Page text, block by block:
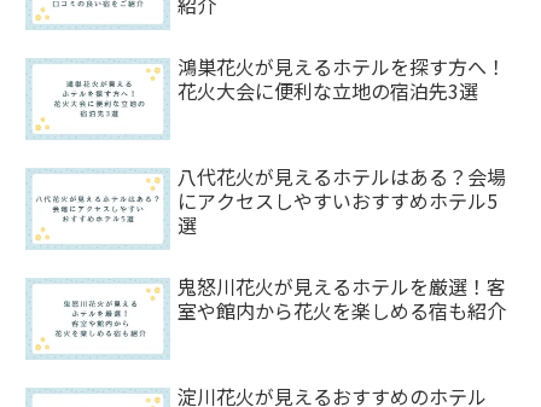
鴻巣花火が見えるホテルを探す方へ！
花火大会に便利な立地の宿泊先3選
八代花火が見えるホテルはある？会場
にアクセスしやすいおすすめホテル5
選
鬼怒川花火が見えるホテルを厳選！客
室や館内から花火を楽しめる宿も紹介
淀川花火が見えるおすすめのホテル